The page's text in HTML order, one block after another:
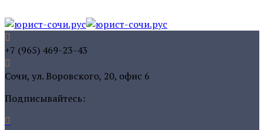
+7 (965) 469-23-43
Сочи, ул. Воровского, 20, офис 6
Подписывайтесь: